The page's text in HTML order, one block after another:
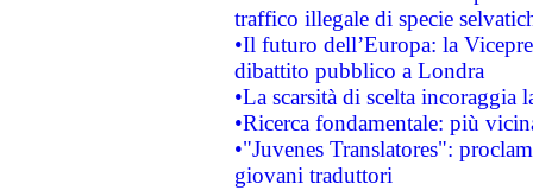
traffico illegale di specie
•Il futuro dell’Europa: la
dibattito pubblico a Londra
•La scarsità di scelta
•Ricerca fondamentale: più
•"Juvenes Translatores":
giovani traduttori